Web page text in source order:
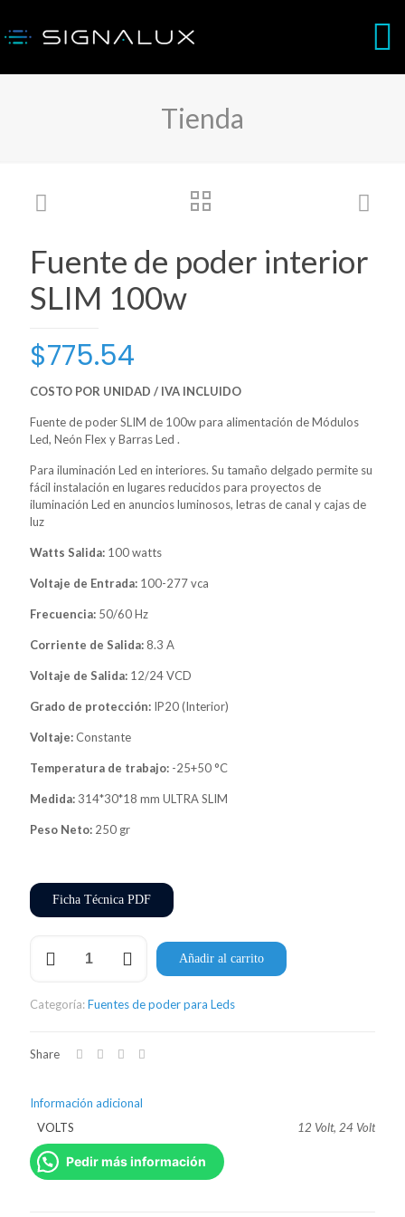
Tienda
Fuente de poder interior
SLIM 100w
$775.54
COSTO POR UNIDAD / IVA INCLUIDO
Fuente de poder SLIM de 100w para alimentación de Módulos
Led, Neón Flex y Barras Led .
Para iluminación Led en interiores. Su tamaño delgado permite su
fácil instalación en lugares reducidos para proyectos de
iluminación Led en anuncios luminosos, letras de canal y cajas de
luz
Watts Salida: 100 watts
Voltaje de Entrada: 100-277 vca
Frecuencia: 50/60 Hz
Corriente de Salida: 8.3 A
Voltaje de Salida: 12/24 VCD
Grado de protección: IP20 (Interior)
Voltaje:Constante
Temperatura de trabajo: -25+50 °C
Medida: 314*30*18 mm ULTRA SLIM
Peso Neto: 250 gr
Ficha Técnica PDF
SLIM
Añadir al carrito
Categoría:Fuentes de poder para Leds
Share
Información adicional
VOLTS
12 Volt, 24 Volt
Pedir más información